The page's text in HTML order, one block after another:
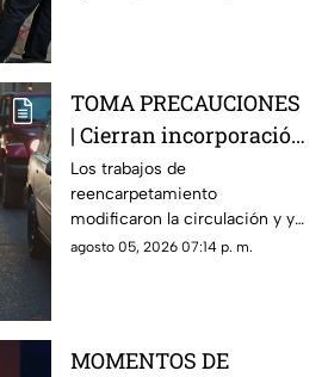
TOMA PRECAUCIONES
| Cierran incorporación
hacia la carretera 57;
esta es la zona afectada
Los trabajos de
reencarpetamiento
modificaron la circulación y ya
generan carga vehicular en el
agosto 05, 2026 07:14 p. m.
MOMENTOS DE